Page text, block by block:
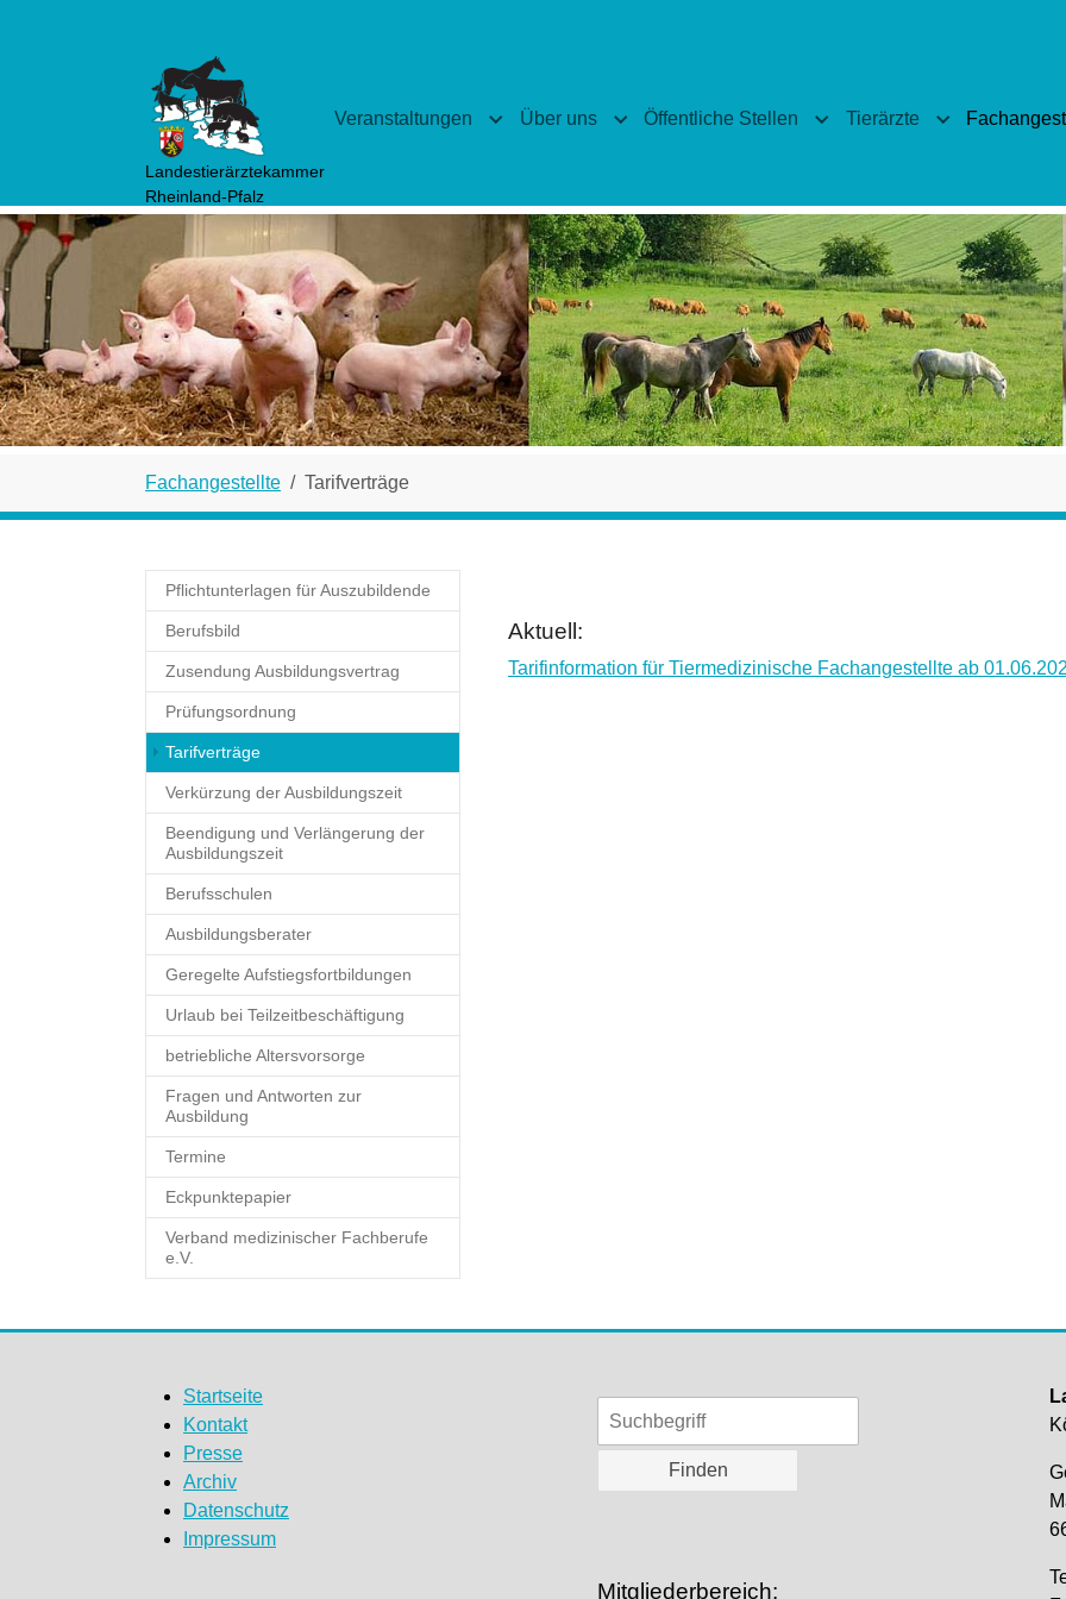
Landestierärztekammer
Rheinland-Pfalz
Veranstaltungen
Submenu for "Veranstaltungen"
Über uns
Submenu for "Über uns"
Öffentliche Stellen
Submenu for "Öffentliche
Tierärzte
Submenu for
Fachangestellte Tarifverträge
Aktuell:
Tarifinformation für Tiermedizinische Fachangestellte ab
Pflichtunterlagen für Auszubildende
Berufsbild
Zusendung Ausbildungsvertrag
Prüfungsordnung
Tarifverträge(current)
Verkürzung der Ausbildungszeit
Beendigung und Verlängerung der
Ausbildungszeit
Berufsschulen
Ausbildungsberater
Geregelte Aufstiegsfortbildungen
Urlaub bei Teilzeitbeschäftigung
betriebliche Altersvorsorge
Fragen und Antworten zur
Ausbildung
Termine
Eckpunktepapier
Verband medizinischer Fachberufe
e.V.
Startseite
Kontakt
Presse
Archiv
Datenschutz
Impressum
Mitgliederbereich: